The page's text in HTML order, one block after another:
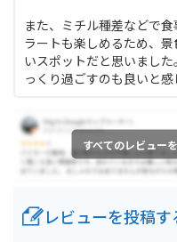
また、ミチル種差などで
ラートも楽しめるため、
いスポットだと思いまし
っくり過ごすのも良いと感
すべてのレビュー
レビューを投稿す